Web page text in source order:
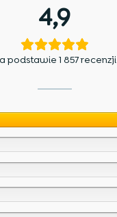
4,9
podstawie 1 857 recenzji